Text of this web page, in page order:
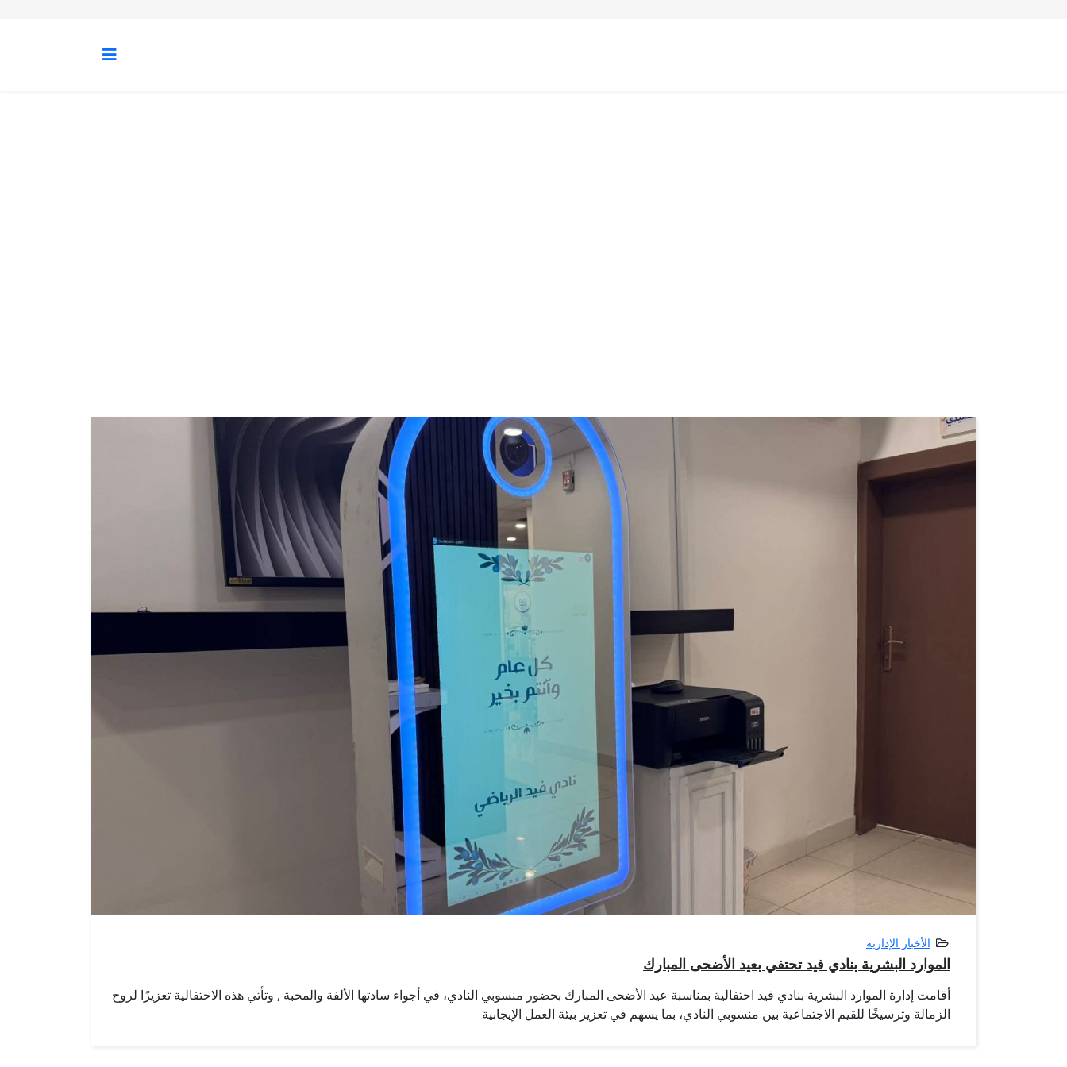
الأخبار الإدارية
الموارد البشرية بنادي فيد تحتفي بعيد الأضحى المبارك
أقامت إدارة الموارد البشرية بنادي فيد احتفالية بمناسبة عيد الأضحى المبارك بحضور منسوبي النادي، في أجواء سادتها الألفة والمحبة , وتأتي هذه الاحتفالية تعزيزًا لروح
الزمالة وترسيخًا للقيم الاجتماعية بين منسوبي النادي، بما يسهم في تعزيز بيئة العمل الإيجابية